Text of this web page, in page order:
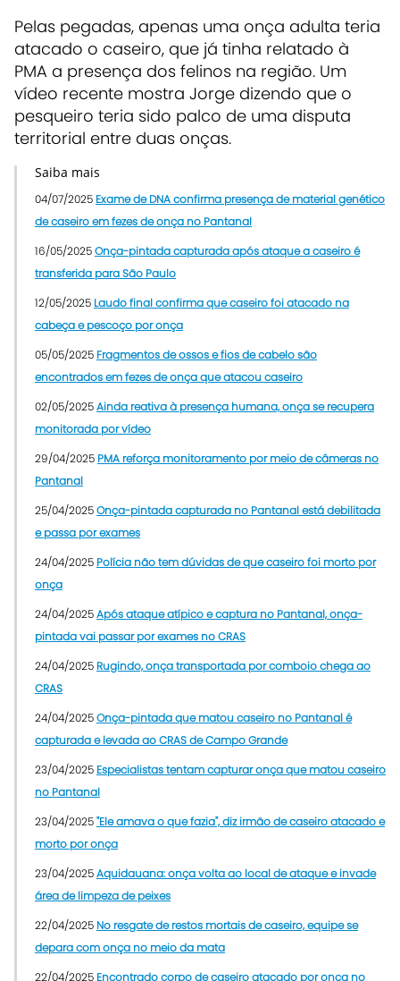
Pelas pegadas, apenas uma onça adulta teria
atacado o caseiro, que já tinha relatado à
PMA a presença dos felinos na região. Um
vídeo recente mostra Jorge dizendo que o
pesqueiro teria sido palco de uma disputa
territorial entre duas onças.
Saiba mais
04/07/2025 Exame de DNA confirma presença de material genético
de caseiro em fezes de onça no Pantanal
16/05/2025Onça-pintada capturada após ataque a caseiro é
transferida para São Paulo
12/05/2025 Laudo final confirma que caseiro foi atacado na
cabeça e pescoço por onça
05/05/2025 Fragmentos de ossos e fios de cabelo são
encontrados em fezes de onça que atacou caseiro
02/05/2025Ainda reativa à presença humana, onça se recupera
monitorada por vídeo
29/04/2025 PMA reforça monitoramento por meio de câmeras no
Pantanal
25/04/2025Onça-pintada capturada no Pantanal está debilitada
e passa por exames
24/04/2025 Polícia não tem dúvidas de que caseiro foi morto por
onça
24/04/2025Após ataque atípico e captura no Pantanal, onça-
pintada vai passar por exames no CRAS
24/04/2025 Rugindo, onça transportada por comboio chega ao
CRAS
24/04/2025Onça-pintada que matou caseiro no Pantanal é
capturada e levada ao CRAS de Campo Grande
23/04/2025 Especialistas tentam capturar onça que matou caseiro
no Pantanal
23/04/2025"Ele amava o que fazia", diz irmão de caseiro atacado e
morto por onça
23/04/2025Aquidauana: onça volta ao local de ataque e invade
área de limpeza de peixes
22/04/2025 No resgate de restos mortais de caseiro, equipe se
depara com onça no meio da mata
22/04/2025 Encontrado corpo de caseiro atacado por onça no